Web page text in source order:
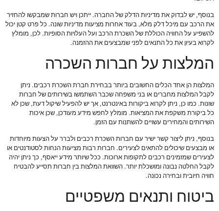
בנוסף, יש לבדוק את מדיניות הדלק של החברה. ייתכן ויש חברות שמבקשו להחזיר
את הרכב עם מיכל דלק מלא, בעוד אחרות מציעות מדיניות שונה. כל פרט קטן יכול
להשפיע על החוויה הכוללת של השכרת הרכב ועל העלויות הסופיות. לכן, מומלץ
לקרוא בעיון את כל התנאים לפני שמבצעים את ההזמנה.
המלצות על חברות השכרה
המלצות הן אחד הכלים החשובים ביותר בבחירת חברת השכרת רכבים. ניתן
לקבל המלצות מחברים או בני משפחה שכבר השתמשו בשירותים של חברות
שונות. כמו כן, ניתן לקרוא ביקורות באינטרנט, אך יש להפעיל שיקול דעת, שכן לא
כל ביקורת משקפת את המציאות. מומלץ לחפש מידע מעודכן, שכן איכות
השירותים והמחירים עשויים להשתנות עם הזמן.
בנוסף, ניתן ליצור קשר ישיר עם חברות השכרת רכבים ולברר על הצעות מיוחדות
או מבצעים שיכולים להתאים לצעירים. חברות רבות מציעות הנחות לסטודנטים או
לצעירים שמזמינים רכבים לתקופות ארוכות. ככל שיותר מידע ייאסף, כך ניתן יהיה
לקבל החלטה נבונה ומושכלת יותר. השוואת המלצות בין חברות תסייע להבטיח
חוויה חיובית ובחירה נכונה.
ביטוח ותנאים משפטיים